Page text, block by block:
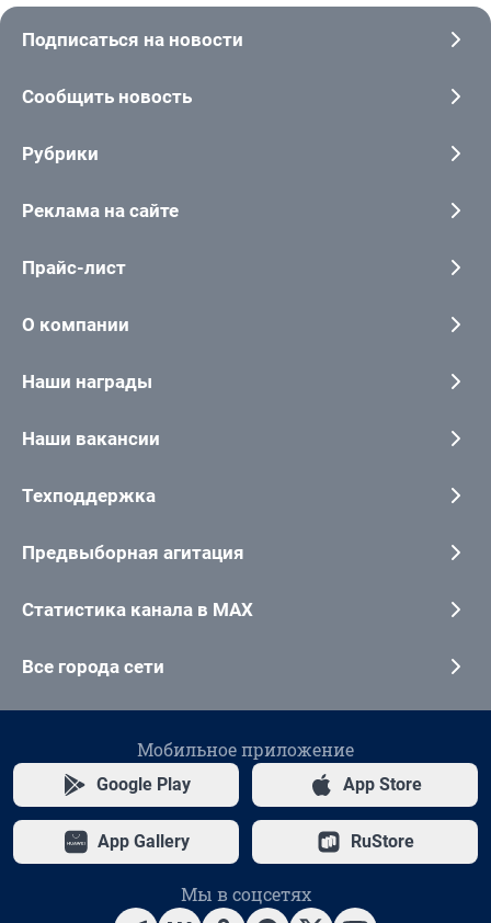
Подписаться на новости
Сообщить новость
Рубрики
Реклама на сайте
Прайс-лист
О компании
Наши награды
Наши вакансии
Техподдержка
Предвыборная агитация
Статистика канала в MAX
Все города сети
Мобильное приложение
Google Play App Store
App Gallery RuStore
Мы в соцсетях